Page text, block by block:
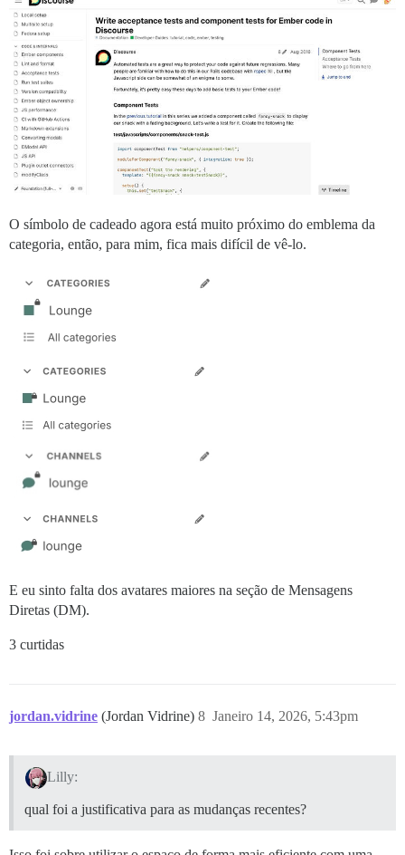
O símbolo de cadeado agora está muito próximo do emblema da
categoria, então, para mim, fica mais difícil de vê-lo.
E eu sinto falta dos avatares maiores na seção de Mensagens
Diretas (DM).
3 curtidas
jordan.vidrine (Jordan Vidrine) Janeiro 14, 2026, 5:43pm
8
Lilly:
qual foi a justificativa para as mudanças recentes?